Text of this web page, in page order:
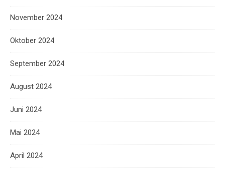
November 2024
Oktober 2024
September 2024
August 2024
Juni 2024
Mai 2024
April 2024